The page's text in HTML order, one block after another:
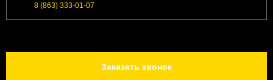
8 (863) 333-01-07
Заказать звонок